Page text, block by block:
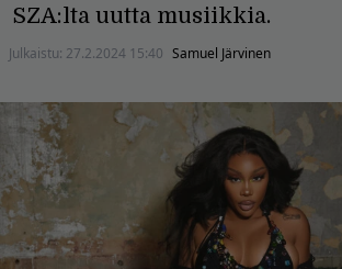
SZA:lta uutta musiikkia.
Julkaistu: 27.2.2024 15:40 Samuel Järvinen